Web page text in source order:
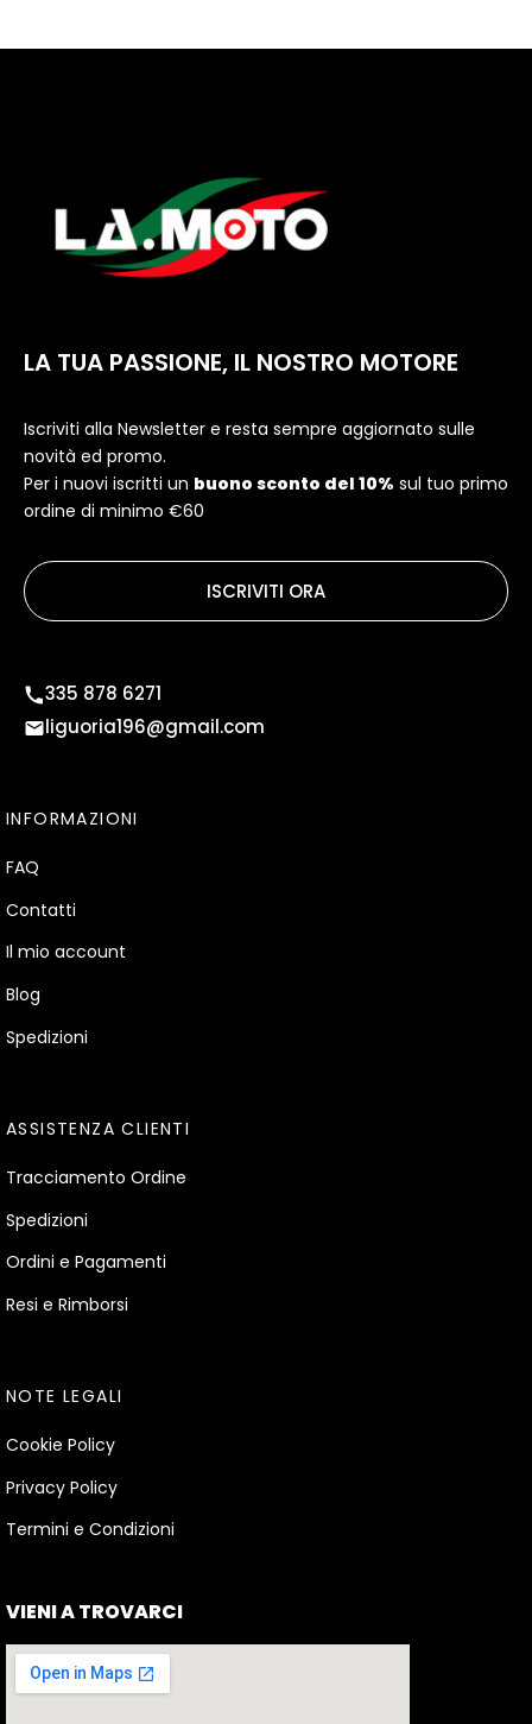
LA TUA PASSIONE, IL NOSTRO MOTORE
Iscriviti alla Newsletter e resta sempre aggiornato sulle
novità ed promo.
Per i nuovi iscritti un buono sconto del 10% sul tuo primo
ordine di minimo €60
ISCRIVITI ORA
335 878 6271
liguoria196@gmail.com
INFORMAZIONI
FAQ
Contatti
Il mio account
Blog
Spedizioni
ASSISTENZA CLIENTI
Tracciamento Ordine
Spedizioni
Ordini e Pagamenti
Resi e Rimborsi
NOTE LEGALI
Cookie Policy
Privacy Policy
Termini e Condizioni
VIENI A TROVARCI